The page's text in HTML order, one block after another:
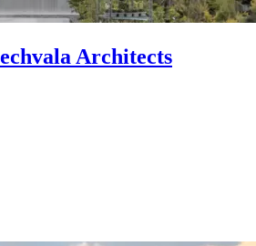
Architects